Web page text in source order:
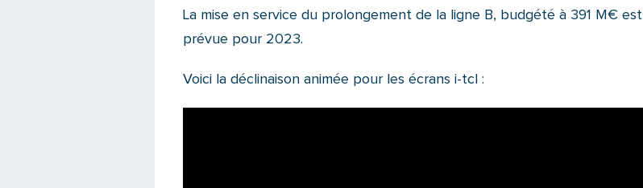
La mise en service du prolongement de la ligne B, budgété à 391 M€ est
prévue pour 2023.
Voici la déclinaison animée pour les écrans i-tcl :